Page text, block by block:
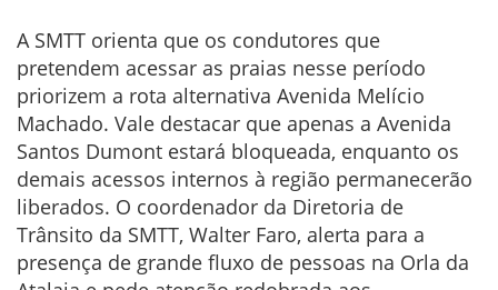
A SMTT orienta que os condutores que
pretendem acessar as praias nesse período
priorizem a rota alternativa Avenida Melício
Machado. Vale destacar que apenas a Avenida
Santos Dumont estará bloqueada, enquanto os
demais acessos internos à região permanecerão
liberados. O coordenador da Diretoria de
Trânsito da SMTT, Walter Faro, alerta para a
presença de grande fluxo de pessoas na Orla da